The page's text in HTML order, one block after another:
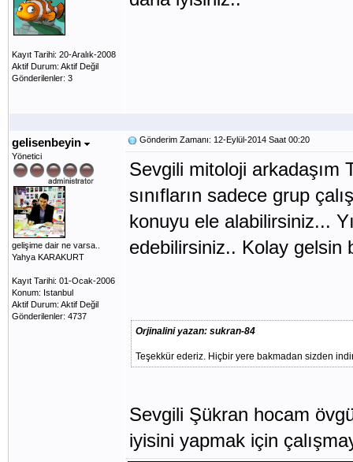
Kayıt Tarihi: 20-Aralık-2008
Aktif Durum: Aktif Değil
Gönderilenler: 3
gelisenbeyin
Yönetici
gelişime dair ne varsa..
Yahya KARAKURT
Kayıt Tarihi: 01-Ocak-2006
Konum: Istanbul
Aktif Durum: Aktif Değil
Gönderilenler: 4737
Gönderim Zamanı: 12-Eylül-2014 Saat 00:20
Sevgili mitoloji arkadaşım
sınıfların sadece grup
konuyu ele alabilirsiniz...
edebilirsiniz.. Kolay gelsin
Orjinalini yazan: sukran-84
Teşekkür ederiz. Hiçbir yere bakmadan sizden
Sevgili Şükran hocam
iyisini yapmak için